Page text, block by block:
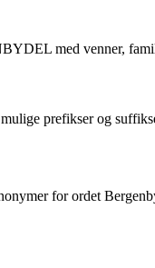
med venner,
prefikser og
for ordet